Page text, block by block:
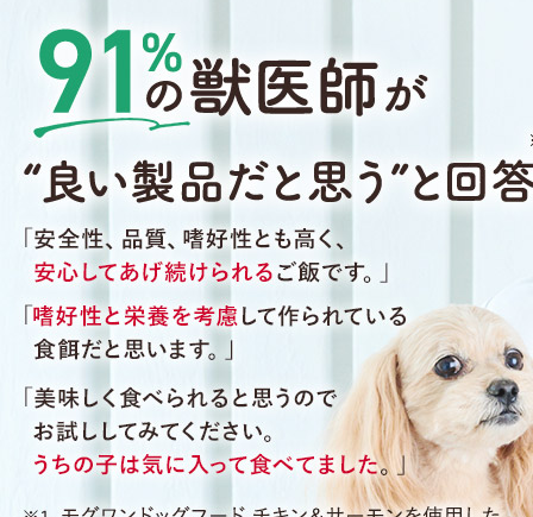
2026年08月09日 22時46分
2026年08月09日 22時39分
定期コース
広島県のお客様からご注文がありました。
2026年08月09日 22時25分
岩手県のお客様からご注文がありました。
2026年08月09日 22時15分